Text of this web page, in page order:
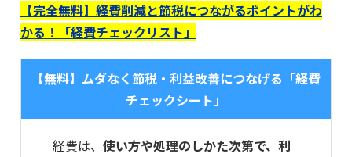
【完全無料】経費削減と節税につながるポイントがわ
かる！「経費チェックリスト」
【無料】ムダなく節税・利益改善につなげる「経費
チェックシート」
経費は、 使い方や処理のしかた次第で、利